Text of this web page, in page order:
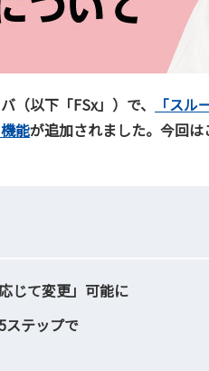
（以下「FSx」）で、
「ス
能が追加されました。今回
じて変更」可能に
ステップで